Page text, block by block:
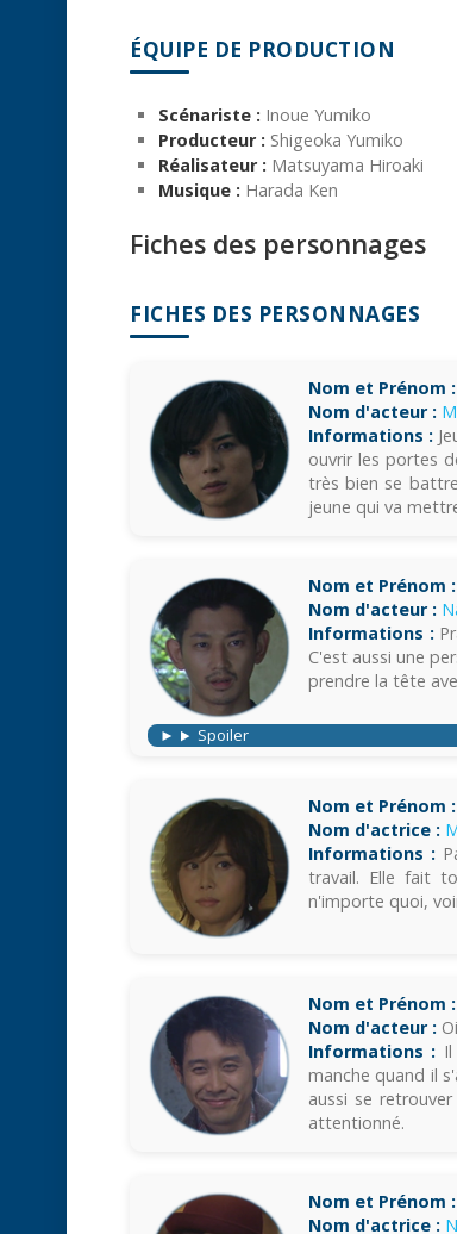
ÉQUIPE DE PRODUCTION
Scénariste : Inoue Yumiko
Producteur : Shigeoka Yumiko
Réalisateur : Matsuyama Hiroaki
Musique : Harada Ken
Fiches des personnages
FICHES DES PERSONNAGES
Nom et Prénom :
Nom d'acteur :
Informations :
ouvrir les portes
très bien se
jeune qui va
Nom et Prénom :
Nom d'acteur :
Informations :
C'est aussi une
prendre la tête
Spoiler
Nom et Prénom :
Nom d'actrice :
Informations :
travail. Elle fait
n'importe quoi,
Nom et Prénom :
Nom d'acteur :
Informations :
manche quand il
aussi se
attentionné.
Nom et Prénom :
Nom d'actrice :